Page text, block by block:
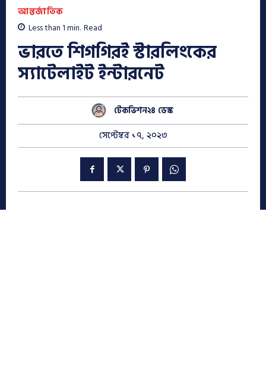
আন্তর্জাতিক
Less than 1min. Read
ভারতে শিগগিরই স্টারলিংকের
স্যাটেলাইট ইন্টারনেট
টেকভিশন২৪ ডেস্ক
সেপ্টেম্বর ১৭, ২০২৩